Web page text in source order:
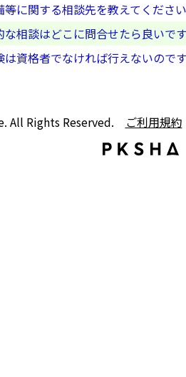
に関する相談先を教えてくださ
な相談はどこに問合せたら良いで
は資格者でなければ行えないので
All Rights Reserved. ご利用規約